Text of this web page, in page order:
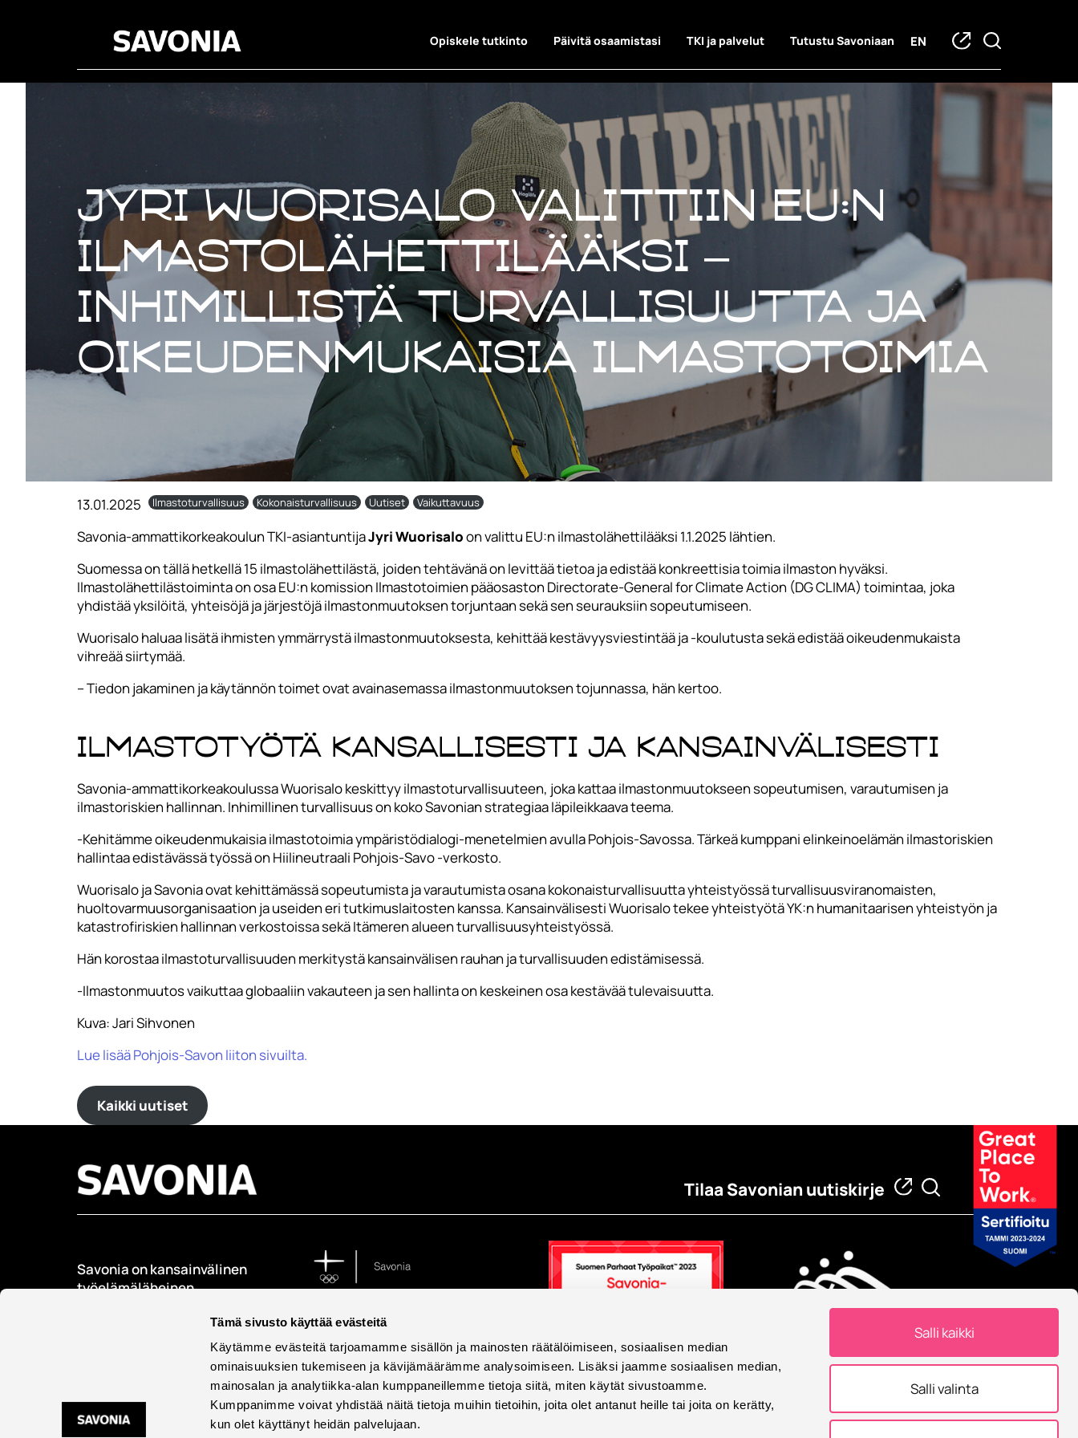
Tämä sivusto käyttää evästeitä
Käytämme evästeitä tarjoamamme sisällön ja mainosten räätälöimiseen, sosiaalisen median
ominaisuuksien tukemiseen ja kävijämäärämme analysoimiseen. Lisäksi jaamme sosiaalisen median,
mainosalan ja analytiikka-alan kumppaneillemme tietoja siitä, miten käytät sivustoamme.
Kumppanimme voivat yhdistää näitä tietoja muihin tietoihin, joita olet antanut heille tai joita on kerätty,
kun olet käyttänyt heidän palvelujaan.
Salli kaikki
Salli valinta
Opiskele tutkinto Päivitä osaamistasi TKI ja palvelut Tutustu Savoniaan EN
Jyri Wuorisalo valittiin EU:n
ilmastolähettilääksi –
inhimillistä turvallisuutta ja
oikeudenmukaisia ilmastotoimia
13.01.2025 Ilmastoturvallisuus Kokonaisturvallisuus Uutiset Vaikuttavuus
Savonia-ammattikorkeakoulun TKI-asiantuntijaJyri Wuorisaloon valittu EU:n ilmastolähettilääksi 1.1.2025 lähtien.
Suomessa on tällä hetkellä 15 ilmastolähettilästä, joiden tehtävänä on levittää tietoa ja edistää konkreettisia toimia ilmaston hyväksi.
Ilmastolähettilästoiminta on osa EU:n komission Ilmastotoimien pääosaston Directorate-General for Climate Action (DG CLIMA) toimintaa, joka
yhdistää yksilöitä, yhteisöjä ja järjestöjä ilmastonmuutoksen torjuntaan sekä sen seurauksiin sopeutumiseen.
Wuorisalo haluaa lisätä ihmisten ymmärrystä ilmastonmuutoksesta, kehittää kestävyysviestintää ja -koulutusta sekä edistää oikeudenmukaista
vihreää siirtymää.
– Tiedon jakaminen ja käytännön toimet ovat avainasemassa ilmastonmuutoksen tojunnassa, hän kertoo.
Ilmastotyötä kansallisesti ja kansainvälisesti
Savonia-ammattikorkeakoulussa Wuorisalo keskittyy ilmastoturvallisuuteen, joka kattaa ilmastonmuutokseen sopeutumisen, varautumisen ja
ilmastoriskien hallinnan. Inhimillinen turvallisuus on koko Savonian strategiaa läpileikkaava teema.
-Kehitämme oikeudenmukaisia ilmastotoimia ympäristödialogi-menetelmien avulla Pohjois-Savossa. Tärkeä kumppani elinkeinoelämän ilmastoriskien
hallintaa edistävässä työssä on Hiilineutraali Pohjois-Savo -verkosto.
Wuorisalo ja Savonia ovat kehittämässä sopeutumista ja varautumista osana kokonaisturvallisuutta yhteistyössä turvallisuusviranomaisten,
huoltovarmuusorganisaation ja useiden eri tutkimuslaitosten kanssa. Kansainvälisesti Wuorisalo tekee yhteistyötä YK:n humanitaarisen yhteistyön ja
katastrofiriskien hallinnan verkostoissa sekä Itämeren alueen turvallisuusyhteistyössä.
Hän korostaa ilmastoturvallisuuden merkitystä kansainvälisen rauhan ja turvallisuuden edistämisessä.
-Ilmastonmuutos vaikuttaa globaaliin vakauteen ja sen hallinta on keskeinen osa kestävää tulevaisuutta.
Kuva: Jari Sihvonen
Lue lisää Pohjois-Savon liiton sivuilta.
Kaikki uutiset
Tilaa Savonian uutiskirje
Savonia on kansainvälinen
työelämäläheinen
kouluttaa, tutkii, kehittää
Eurooppalainen yliopisto
Eurooppalainen yliopisto -
allianssissa.